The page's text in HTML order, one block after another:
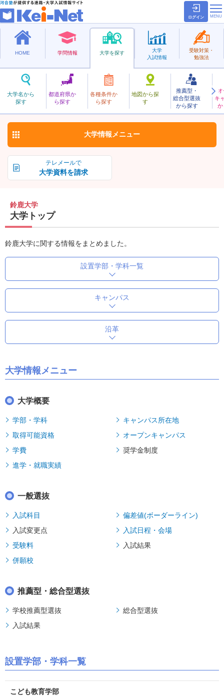
ログイン
HOME 学問情報 大学を探す
大学名から
探す
都道府県か
ら探す
各種条件か
ら探す
地図から探
す
推薦型・
総合型選抜
から探す
キ
か
大学
入試情報
受験対策・
勉強法
私立
すずか
鈴鹿大学 お気に入り
テレメールで
大学資料を請求
大学情報 メニュー
鈴鹿大学
大学トップ
鈴鹿大学に関する情報をまとめました。
設置学部・学科一覧
キャンパス
沿革
大学情報メニュー
大学概要
学部・学科
キャンパス所在地
取得可能資格
オープンキャンパス
学費
奨学金制度
進学・就職実績
一般選抜
入試科目
偏差値(ボーダーライン)
入試変更点
入試日程・会場
受験料
入試結果
併願校
推薦型・総合型選抜
学校推薦型選抜
総合型選抜
入試結果
設置学部・学科一覧
こども教育学部